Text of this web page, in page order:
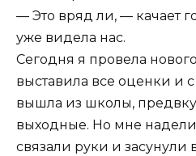
— Это вряд ли, — качает
уже видела нас.
Сегодня я провела
выставила все оценки и
вышла из школы,
выходные. Но мне
связали руки и засунули